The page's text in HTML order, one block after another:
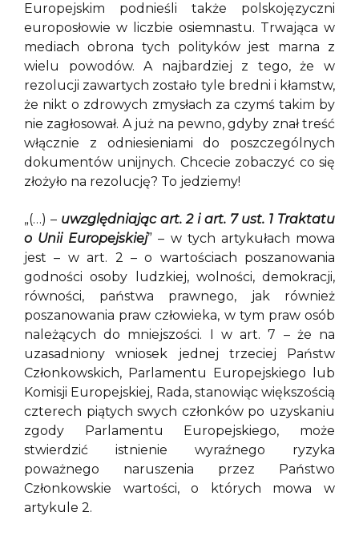
Europejskim podnieśli także polskojęzyczni
europosłowie w liczbie osiemnastu. Trwająca w
mediach obrona tych polityków jest marna z
wielu powodów. A najbardziej z tego, że w
rezolucji zawartych zostało tyle bredni i kłamstw,
że nikt o zdrowych zmysłach za czymś takim by
nie zagłosował. A już na pewno, gdyby znał treść
włącznie z odniesieniami do poszczególnych
dokumentów unijnych. Chcecie zobaczyć co się
złożyło na rezolucję? To jedziemy!
„(…) – uwzględniając art. 2 i art. 7 ust. 1 Traktatu
o Unii Europejskiej” – w tych artykułach mowa
jest – w art. 2 – o wartościach poszanowania
godności osoby ludzkiej, wolności, demokracji,
równości, państwa prawnego, jak również
poszanowania praw człowieka, w tym praw osób
należących do mniejszości. I w art. 7 – że na
uzasadniony wniosek jednej trzeciej Państw
Członkowskich, Parlamentu Europejskiego lub
Komisji Europejskiej, Rada, stanowiąc większością
czterech piątych swych członków po uzyskaniu
zgody Parlamentu Europejskiego, może
stwierdzić istnienie wyraźnego ryzyka
poważnego naruszenia przez Państwo
Członkowskie wartości, o których mowa w
artykule 2.